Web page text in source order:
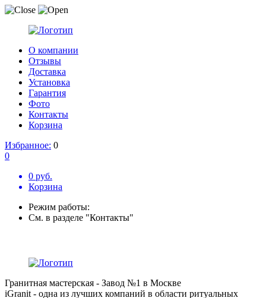
О компании
Отзывы
Доставка
Установка
Гарантия
Фото
Контакты
Корзина
Избранное: 0
0
0 руб.
Корзина
Режим работы:
См. в разделе "Контакты"
Гранитная мастерская - Завод №1 в Москве
iGranit - одна из лучших компаний в области ритуальных